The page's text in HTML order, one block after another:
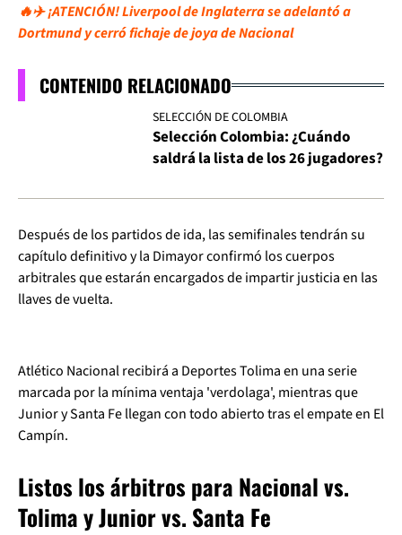
🔥✈️ ¡ATENCIÓN! Liverpool de Inglaterra se adelantó a
Dortmund y cerró fichaje de joya de Nacional
CONTENIDO RELACIONADO
SELECCIÓN DE COLOMBIA
Selección Colombia: ¿Cuándo
saldrá la lista de los 26 jugadores?
Después de los partidos de ida, las semifinales tendrán su
capítulo definitivo y la Dimayor confirmó los cuerpos
arbitrales que estarán encargados de impartir justicia en las
llaves de vuelta.
Atlético Nacional recibirá a Deportes Tolima en una serie
marcada por la mínima ventaja 'verdolaga', mientras que
Junior y Santa Fe llegan con todo abierto tras el empate en El
Campín.
Listos los árbitros para Nacional vs.
Tolima y Junior vs. Santa Fe